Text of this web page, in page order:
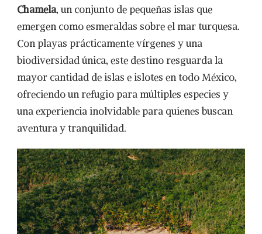
Chamela, un conjunto de pequeñas islas que
emergen como esmeraldas sobre el mar turquesa.
Con playas prácticamente vírgenes y una
biodiversidad única, este destino resguarda la
mayor cantidad de islas e islotes en todo México,
ofreciendo un refugio para múltiples especies y
una experiencia inolvidable para quienes buscan
aventura y tranquilidad.